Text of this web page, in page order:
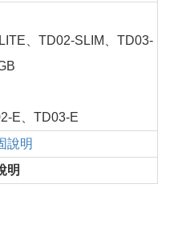
、TD02-SLIM、TD03-
E、TD03-E
說明
明